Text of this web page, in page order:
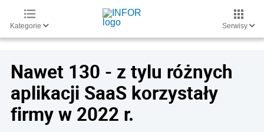
Kategorie Serwisy
Nawet 130 - z tylu różnych
aplikacji SaaS korzystały
firmy w 2022 r.